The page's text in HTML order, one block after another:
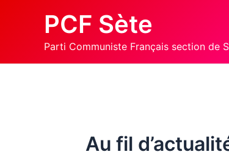
PCF Sète
Parti Communiste Français section de
Au fil